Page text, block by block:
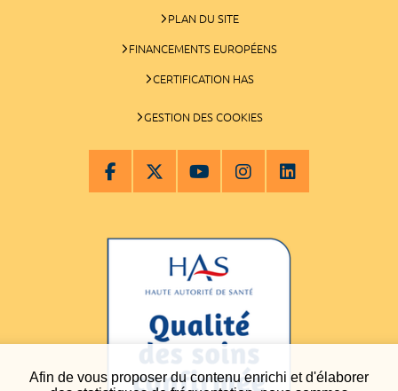
Afin de vous proposer du contenu enrichi et d'élaborer
PLAN DU SITE
FINANCEMENTS EUROPÉENS
CERTIFICATION HAS
GESTION DES COOKIES